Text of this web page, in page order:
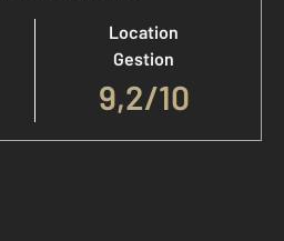
Location
Gestion
9,2/10